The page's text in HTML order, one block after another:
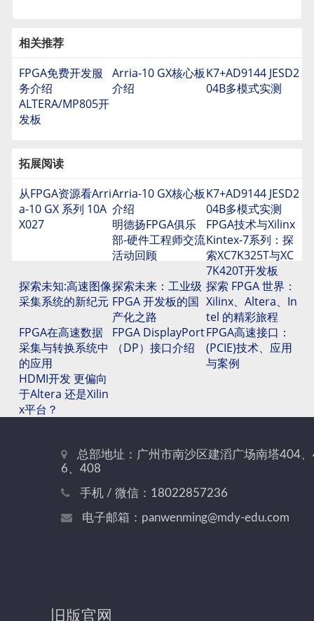
相关推荐
FPGA免费开发服
务介绍
Arria-10 GX核心板
介绍
K7+AD9144 JESD2
04B多模式实测
ALTERA/MP805开
发板
拓展阅读
从FPGA资源看Arri
a-10 GX 系列 10A
X027
Arria-10 GX核心板
介绍
K7+AD9144 JESD2
04B多模式实测
明德扬FPGA俱乐
部-硬件工程师交流
活动回顾
FPGA技术与Xilinx
Kintex-7系列：探
索XC7K325T与XC
7K420T开发板
探索未知:高速图像
采集系统的新纪元
探索未来：工业级
FPGA 开发板的国
产化之路
探索 FPGA 世界：
Xilinx、Altera、In
tel 的精彩旅程
FPGA在高速数据
采集与转换系统中
的应用
FPGA DisplayPort
（DP）接口介绍
FPGA高速接口：
(PCIE)技术、应用
与案例
HDMI开发 更偏向
于Altera 还是Xilin
x平台？
总部地址：广州市南沙区建滔广场南塔404
6、408
手机 / 微信：18022857236
电子邮箱：panwenming@mdy-edu.com
旧版官网